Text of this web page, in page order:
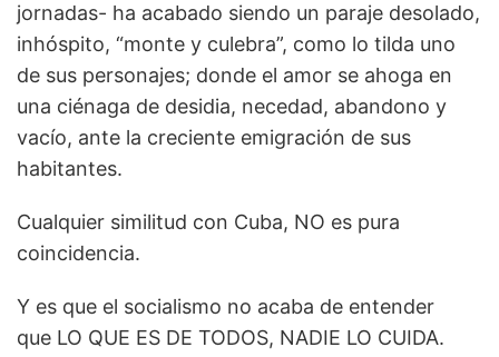
jornadas- ha acabado siendo un paraje desolado,
inhóspito, “monte y culebra”, como lo tilda uno
de sus personajes; donde el amor se ahoga en
una ciénaga de desidia, necedad, abandono y
vacío, ante la creciente emigración de sus
habitantes.
Cualquier similitud con Cuba, NO es pura
coincidencia.
Y es que el socialismo no acaba de entender
que LO QUE ES DE TODOS, NADIE LO CUIDA.